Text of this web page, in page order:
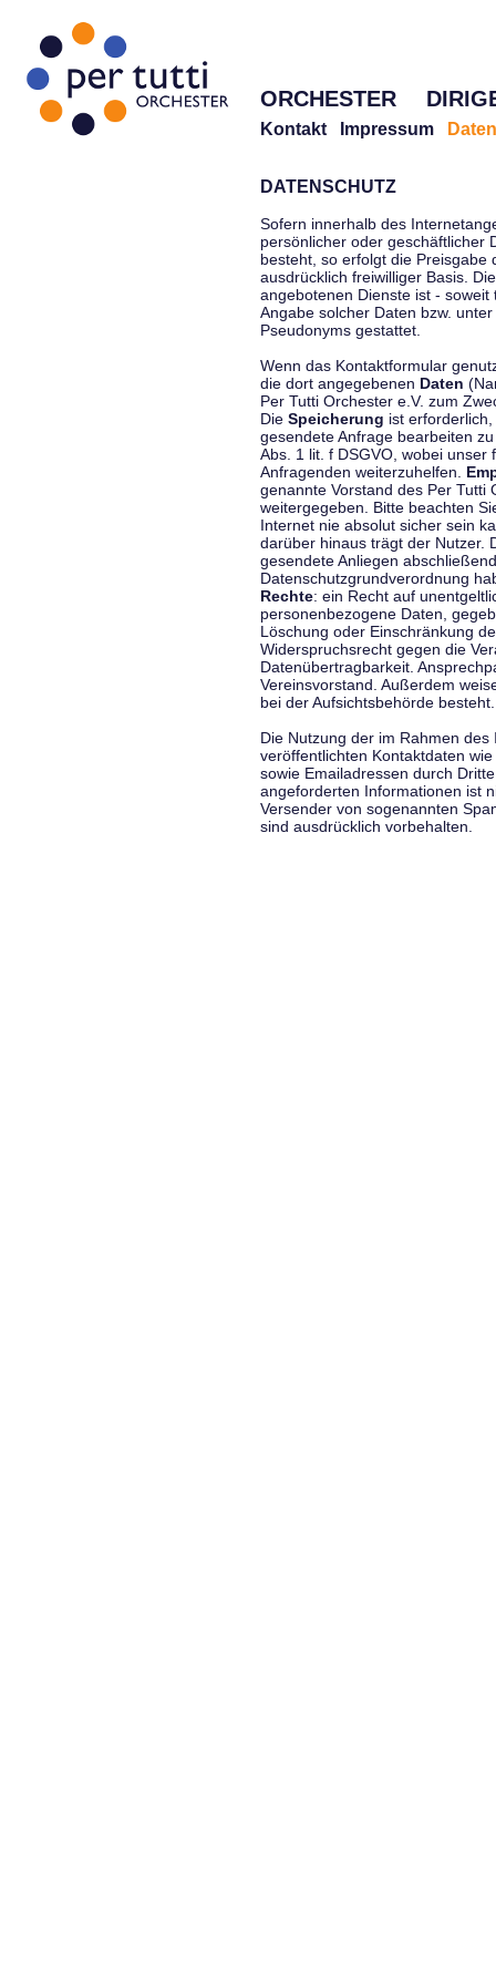
ORCHESTER
Kontakt Impressum
DATENSCHUTZ
Sofern innerhalb des
persönlicher oder geschäftlicher
besteht, so erfolgt die Preisgabe
ausdrücklich freiwilliger Basis.
angebotenen Dienste ist -
Angabe solcher Daten bzw.
Pseudonyms gestattet.
Wenn das Kontaktformular
die dort angegebenen Daten
Per Tutti Orchester e.V. zum
Die Speicherung ist
gesendete Anfrage bearbeiten
Abs. 1 lit. f DSGVO, wobei
Anfragenden weiterzuhelfen.
genannte Vorstand des Per Tutti
weitergegeben. Bitte beachten
Internet nie absolut sicher sein
darüber hinaus trägt der Nutzer.
gesendete Anliegen
Datenschutzgrundverordnung
Rechte: ein Recht auf
personenbezogene Daten,
Löschung oder Einschränkung
Widerspruchsrecht gegen die
Datenübertragbarkeit.
Vereinsvorstand. Außerdem
bei der Aufsichtsbehörde besteht.
Die Nutzung der im Rahmen
veröffentlichten Kontaktdaten
sowie Emailadressen durch
angeforderten Informationen ist
Versender von sogenannten
sind ausdrücklich vorbehalten.